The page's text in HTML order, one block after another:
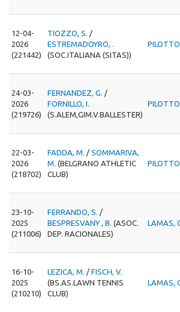
12-04-
2026
(221442)
TIOZZO, S. /
ESTREMADOYRO, .
(SOC.ITALIANA (SITAS))
24-03-
2026
(219726)
FERNANDEZ, G. /
FORNILLO, I.
(S.ALEM,GIM.V.BALLESTER)
22-03-
2026
(218702)
FADDA, M. / SOMMARIVA,
M. (BELGRANO ATHLETIC
CLUB)
23-10-
2025
(211006)
FERRANDO, S. /
BESPRESVANY , B. (ASOC.
DEP. RACIONALES)
LAMAS,
16-10-
2025
(210210)
LEZICA, M. / FISCH, V.
(BS.AS.LAWN TENNIS
CLUB)
LAMAS,